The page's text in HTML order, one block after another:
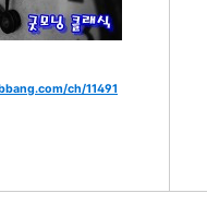
ch/11491